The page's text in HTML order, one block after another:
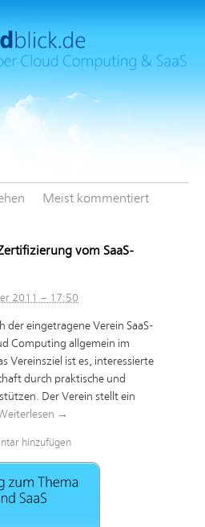
Meist kommentiert
vom SaaS-
2011 – 17:50
eingetragene Verein SaaS-
Computing allgemein im
Vereinsziel ist es, interessierte
durch praktische und
Der Verein stellt ein
→
hinzufügen